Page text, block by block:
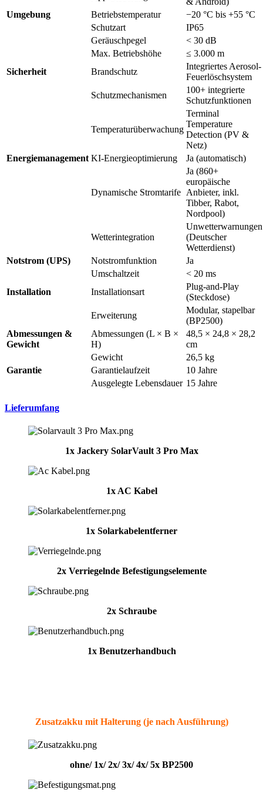
Umgebung
Betriebstemperatur
−20 °C bis +55 °C
Schutzart
IP65
Geräuschpegel
< 30 dB
Max. Betriebshöhe
≤ 3.000 m
Sicherheit
Brandschutz
Integriertes Aerosol-
Feuerlöschsystem
Schutzmechanismen
100+ integrierte
Schutzfunktionen
Temperaturüberwachung
Terminal
Temperature
Detection (PV &
Netz)
Energiemanagement KI-Energieoptimierung Ja (automatisch)
Dynamische Stromtarife
Ja (860+
europäische
Anbieter, inkl.
Tibber, Rabot,
Nordpool)
Wetterintegration
Unwetterwarnungen
(Deutscher
Wetterdienst)
Notstrom (UPS)
Notstromfunktion
Ja
Umschaltzeit
< 20 ms
Installation
Installationsart
Plug-and-Play
(Steckdose)
Erweiterung
Modular, stapelbar
(BP2500)
Abmessungen &
Gewicht
Abmessungen (L × B ×
H)
48,5 × 24,8 × 28,2
cm
Gewicht
26,5 kg
Garantie
Garantielaufzeit
10 Jahre
Ausgelegte Lebensdauer 15 Jahre
Lieferumfang
1x JackerySolarVault 3 Pro Max
1x AC Kabel
1x Solarkabelentferner
2x Verriegelnde Befestigungselemente
2x Schraube
1x Benutzerhandbuch
Zusatzakku mit Halterung (je nach Ausführung)
ohne/ 1x/ 2x/ 3x/ 4x/ 5x BP2500